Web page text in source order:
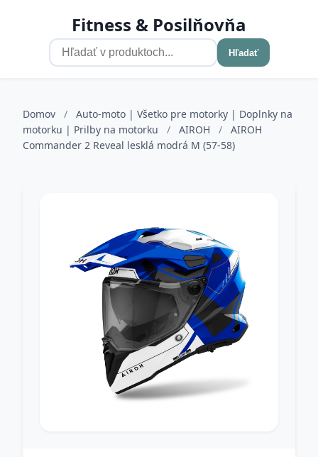
Fitness & Posilňovňa
Hľadať
Domov /
Auto-moto | Všetko pre motorky | Doplnky na
motorku | Prilby na motorku
/ AIROH /
AIROH
Commander 2 Reveal lesklá modrá M (57-58)